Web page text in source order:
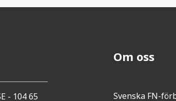
- 104 65
Om oss
Svenska FN-